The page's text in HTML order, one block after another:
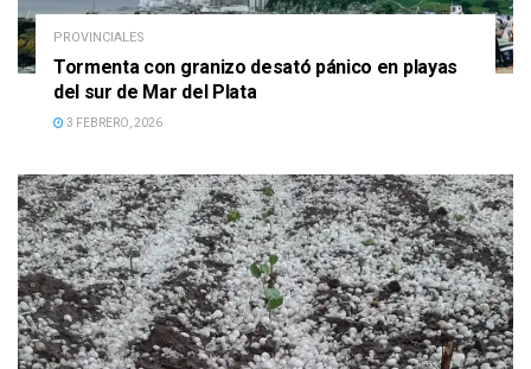
PROVINCIALES
Tormenta con granizo desató pánico en playas
del sur de Mar del Plata
3 FEBRERO, 2026